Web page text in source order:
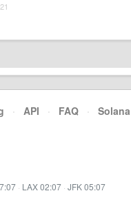
· API · FAQ · Solana
· LAX 02:07 · JFK 05:07